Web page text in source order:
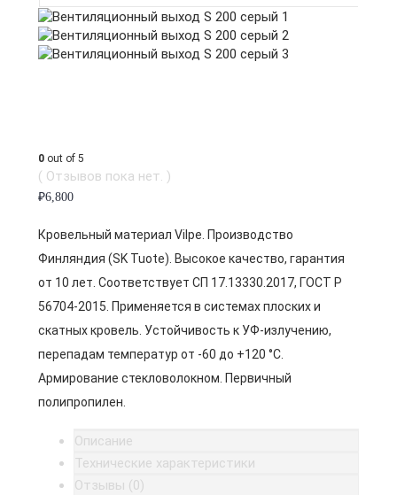
0 out of 5
( Отзывов пока нет. )
₽6,800
Кровельный материал Vilpe. Производство
Финляндия (SK Tuote). Высокое качество, гарантия
от 10 лет. Соответствует СП 17.13330.2017, ГОСТ Р
56704-2015. Применяется в системах плоских и
скатных кровель. Устойчивость к УФ-излучению,
перепадам температур от -60 до +120 °C.
Армирование стекловолокном. Первичный
полипропилен.
Описание
Технические характеристики
Отзывы (0)